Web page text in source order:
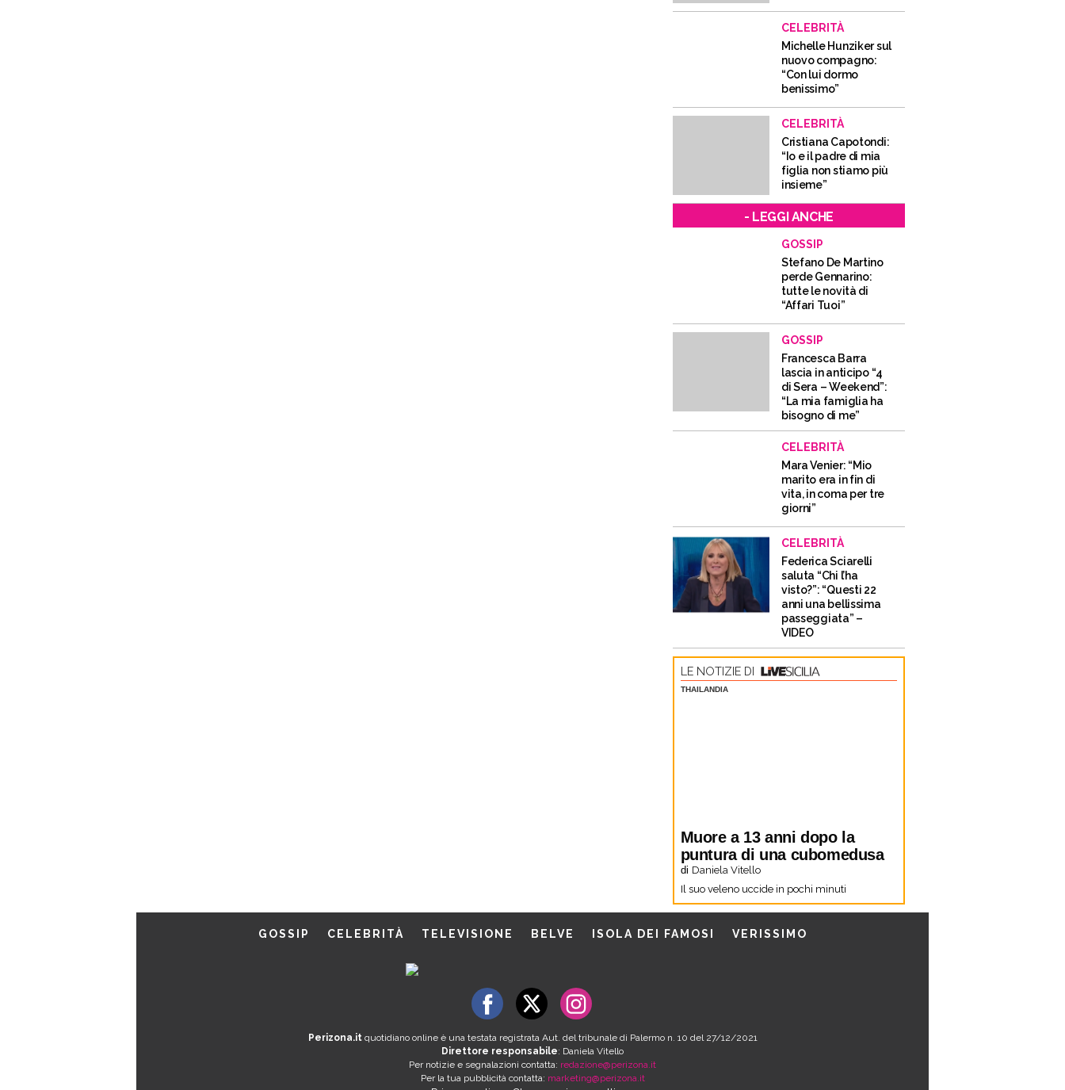
CELEBRITÀ
Michelle Hunziker sul
nuovo compagno:
“Con lui dormo
benissimo”
CELEBRITÀ
Cristiana Capotondi:
“Io e il padre di mia
figlia non stiamo più
insieme”
- LEGGI ANCHE
GOSSIP
Stefano De Martino
perde Gennarino:
tutte le novità di
“Affari Tuoi”
GOSSIP
Francesca Barra
lascia in anticipo “4
di Sera – Weekend”:
“La mia famiglia ha
bisogno di me”
CELEBRITÀ
Mara Venier: “Mio
marito era in fin di
vita, in coma per tre
giorni”
CELEBRITÀ
Federica Sciarelli
saluta “Chi l’ha
visto?”: “Questi 22
anni una bellissima
passeggiata” –
VIDEO
LE NOTIZIE DI
THAILANDIA
Muore a 13 anni dopo la
puntura di una cubomedusa
di Daniela Vitello
Il suo veleno uccide in pochi minuti
GOSSIP CELEBRITÀ TELEVISIONE BELVE ISOLA DEI FAMOSI VERISSIMO
Perizona.itquotidiano online è una testata registrata Aut. del tribunale di Palermo n. 10 del 27/12/2021
Direttore responsabile: Daniela Vitello
Per notizie e segnalazioni contatta: redazione@perizona.it
Per la tua pubblicità contatta: marketing@perizona.it